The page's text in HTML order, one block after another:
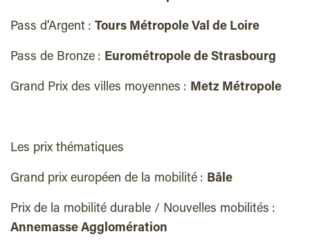
Pass d’Argent : Tours Métropole Val de Loire
Pass de Bronze : Eurométropole de Strasbourg
Grand Prix des villes moyennes : Metz Métropole
Les prix thématiques
Grand prix européen de la mobilité : Bâle
Prix de la mobilité durable / Nouvelles mobilités :
Annemasse Agglomération